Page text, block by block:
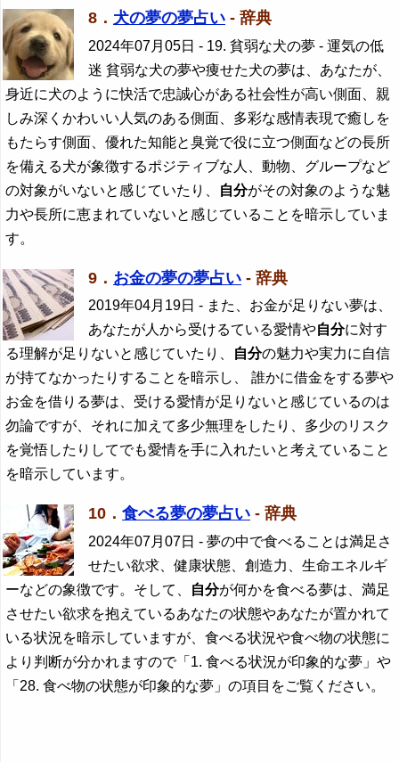
8． 犬の夢の夢占い - 辞典
2024年07月05日 - 19. 貧弱な犬の夢 - 運気の低
迷 貧弱な犬の夢や痩せた犬の夢は、あなたが、
身近に犬のように快活で忠誠心がある社会性が高い側面、親
しみ深くかわいい人気のある側面、多彩な感情表現で癒しを
もたらす側面、優れた知能と臭覚で役に立つ側面などの長所
を備える犬が象徴するポジティブな人、動物、グループなど
の対象がいないと感じていたり、
自分がその対象のような魅
力や長所に恵まれていないと感じていることを暗示していま
す。
9． お金の夢の夢占い - 辞典
2019年04月19日 - また、お金が足りない夢は、
あなたが人から受けるている愛情や自分に対す
る理解が足りないと感じていたり、
自分の魅力や実力に自信
が持てなかったりすることを暗示し、 誰かに借金をする夢や
お金を借りる夢は、受ける愛情が足りないと感じているのは
勿論ですが、それに加えて多少無理をしたり、多少のリスク
を覚悟したりしてでも愛情を手に入れたいと考えていること
を暗示しています。
10． 食べる夢の夢占い - 辞典
2024年07月07日 - 夢の中で食べることは満足さ
せたい欲求、健康状態、創造力、生命エネルギ
ーなどの象徴です。そして、
自分が何かを食べる夢は、満足
させたい欲求を抱えているあなたの状態やあなたが置かれて
いる状況を暗示していますが、食べる状況や食べ物の状態に
より判断が分かれますので「1. 食べる状況が印象的な夢」や
「28. 食べ物の状態が印象的な夢」の項目をご覧ください。